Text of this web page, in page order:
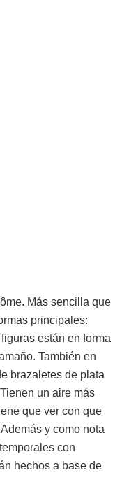
Más sencilla que
principales:
están en forma
También en
brazaletes de plata
un aire más
que ver con que
y como nota
con
hechos a base de